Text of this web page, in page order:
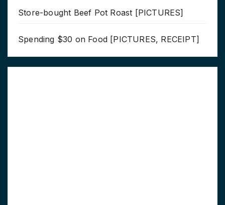
Store-bought Beef Pot Roast [PICTURES]
Spending $30 on Food [PICTURES, RECEIPT]